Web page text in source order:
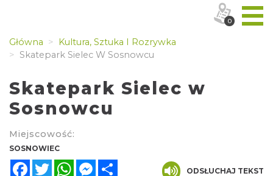
Główna
Kultura, Sztuka I Rozrywka
Skatepark Sielec W Sosnowcu
Skatepark Sielec w
Sosnowcu
Miejscowość:
SOSNOWIEC
FacebookTwitterWhatsAppMessenger
ODSŁUCHAJ TEKST
0